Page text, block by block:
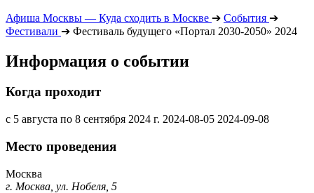
Афиша Москвы — Куда сходить в Москве ➔ События ➔
Фестивали ➔ Фестиваль будущего «Портал 2030-2050» 2024
Информация о событии
Когда проходит
с 5 августа по 8 сентября 2024 г. 2024-08-05 2024-09-08
Место проведения
Москва
г. Москва, ул. Нобеля, 5